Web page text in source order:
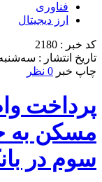
فناوری
ارز دیجیتال
کد خبر : 2180
تاریخ انتشار : سه‌شنبه 20 اردیبهشت 1401 -
چاپ خبر 0 نظر
مسکن به
سوم در